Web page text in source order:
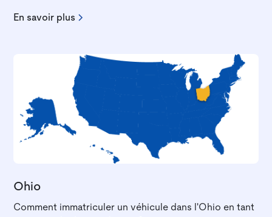
En savoir plus
Ohio
Comment immatriculer un véhicule dans l'Ohio en tant